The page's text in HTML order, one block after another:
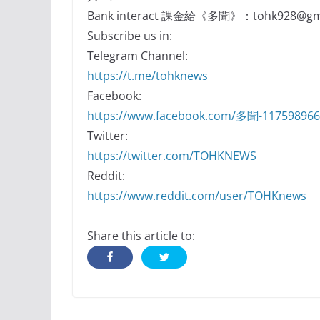
Bank interact 課金給《多聞》：
Subscribe us in:
Telegram Channel:
https://t.me/tohknews
Facebook:
https://www.facebook.com/多聞-
Twitter:
https://twitter.com/TOHKNEWS
Reddit:
https://www.reddit.com/user/TOHKnews
Share this article to: